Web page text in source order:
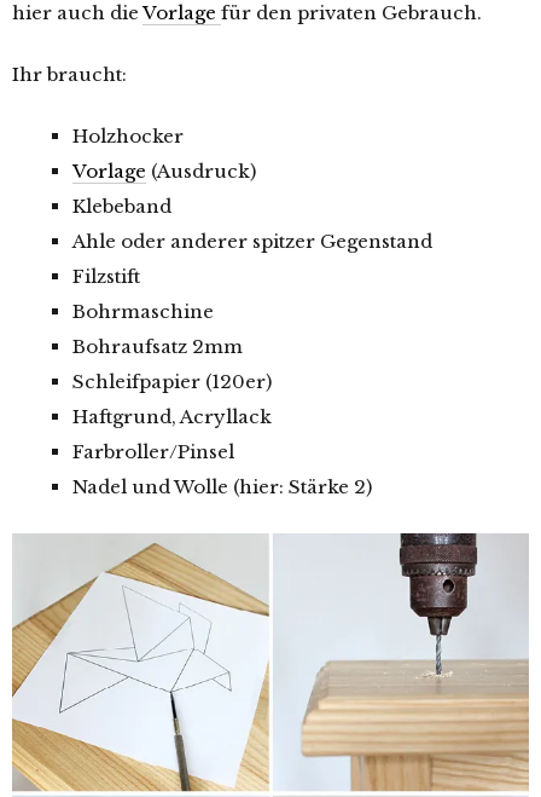
hier auch dieVorlage für den privaten Gebrauch.
Ihr braucht:
Holzhocker
Vorlage (Ausdruck)
Klebeband
Ahle oder anderer spitzer Gegenstand
Filzstift
Bohrmaschine
Bohraufsatz 2mm
Schleifpapier (120er)
Haftgrund, Acryllack
Farbroller/Pinsel
Nadel und Wolle (hier: Stärke 2)